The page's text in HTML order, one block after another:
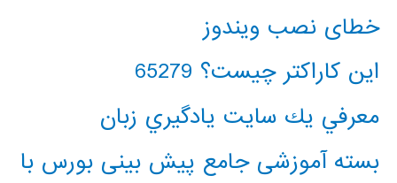
خطای نصب ویندوز
این کاراکتر چیست؟ 65279
معرفي يك سايت يادگيري زبان
بسته آموزشی جامع پیش بینی بورس با